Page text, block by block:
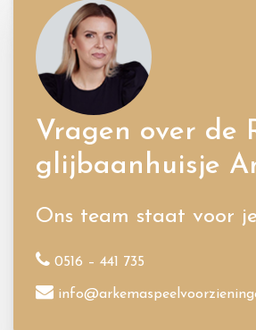
Vragen over de
glijbaanhuisje
Ons team staat voor
0516 – 441 735